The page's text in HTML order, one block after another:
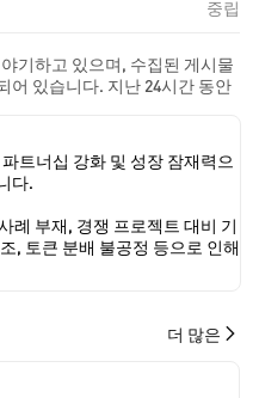
중립
기하고 있으며, 수집된 게시물
어 있습니다. 지난 24시간 동안
되었습니다. 트위터에서는
트윗이 약세 감정을 보였습니
적인 감정을 나타냈습니다. 이
니다.
트너십 강화 및 성장 잠재력으
다.
례 부재, 경쟁 프로젝트 대비 기
, 토큰 분배 불공정 등으로 인해
더 많은